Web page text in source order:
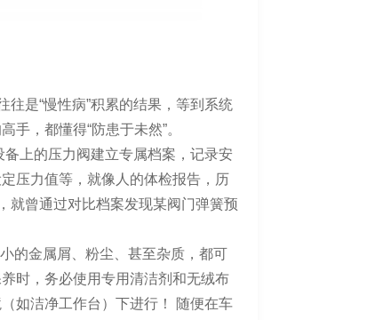
往是“慢性病”积累的结果，等到系统
，都懂得“防患于未然”。
备上的压力阀建立专属档案，记录安
压力值等，就像人的体检报告，历
就曾通过对比档案发现某阀门弹簧预
的金属屑、粉尘、甚至杂质，都可
时，务必使用专用清洁剂和无绒布
如洁净工作台）下进行！ 随便在车